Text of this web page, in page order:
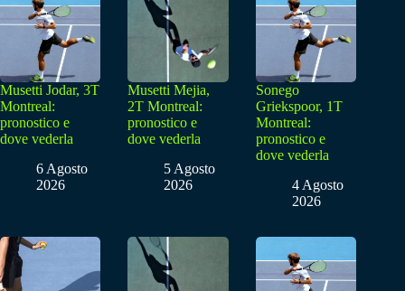
Musetti Jodar, 3T
Montreal:
pronostico e
dove vederla
6 Agosto
2026
Musetti Mejia,
2T Montreal:
pronostico e
dove vederla
5 Agosto
2026
Sonego
Griekspoor, 1T
Montreal:
pronostico e
dove vederla
4 Agosto
2026